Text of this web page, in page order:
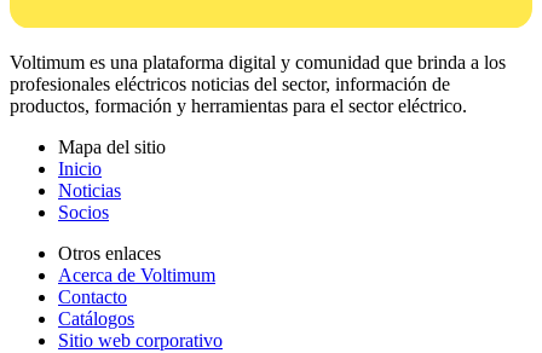
Voltimum es una plataforma digital y comunidad que brinda a los
profesionales eléctricos noticias del sector, información de
productos, formación y herramientas para el sector eléctrico.
Mapa del sitio
Inicio
Noticias
Socios
Otros enlaces
Acerca de Voltimum
Contacto
Catálogos
Sitio web corporativo